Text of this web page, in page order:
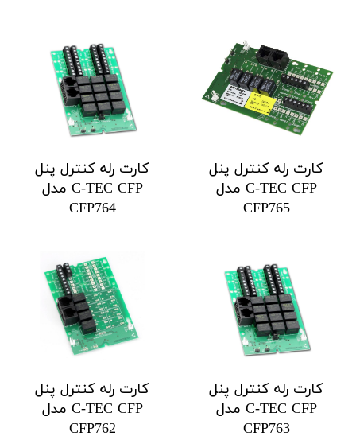
کارت رله کنترل پنل
C-TEC CFP مدل
CFP765
کارت رله کنترل پنل
C-TEC CFP مدل
CFP764
کارت رله کنترل پنل
C-TEC CFP مدل
CFP763
کارت رله کنترل پنل
C-TEC CFP مدل
CFP762